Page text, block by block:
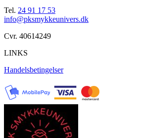
Tel. 24 91 17 53
info@pksmykkeunivers.dk
Cvr. 40614249
LINKS
Handelsbetingelser